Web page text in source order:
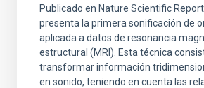
Publicado en Nature Scientific
presenta la primera sonificación de
aplicada a datos de resonancia
estructural (MRI). Esta técnica
transformar información
en sonido, teniendo en cuenta las